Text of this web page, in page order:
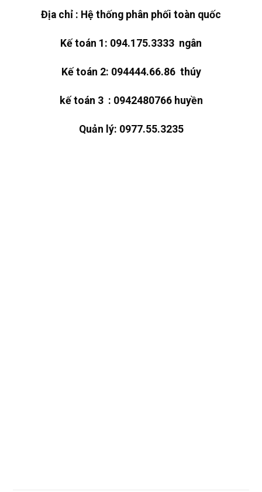
Địa chỉ : Hệ thống phân phối toàn quốc
Kế toán 1: 094.175.3333 ngân
Kế toán 2: 094444.66.86 thúy
kế toán 3 : 0942480766 huyền
Quản lý: 0977.55.3235